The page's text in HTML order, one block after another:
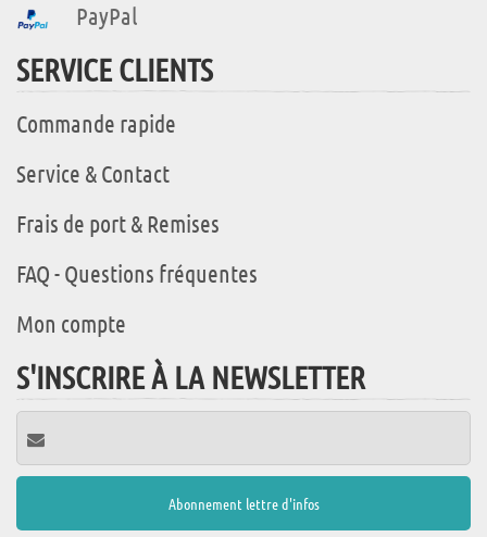
PayPal
SERVICE CLIENTS
Commande rapide
Service & Contact
Frais de port & Remises
FAQ - Questions fréquentes
Mon compte
S'INSCRIRE À LA NEWSLETTER